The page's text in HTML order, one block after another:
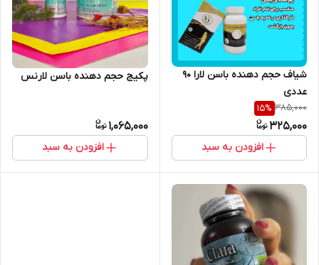
شیاف حجم دهنده باسن لارا ۹۰
عددی
385,000
15%
325,000
افزودن به سبد
پکیج حجم دهنده باسن لارنس
1,065,000
افزودن به سبد